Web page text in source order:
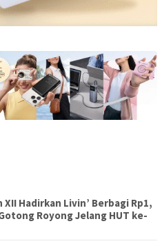
Hadirkan Livin’ Berbagi Rp1,
Royong Jelang HUT ke-